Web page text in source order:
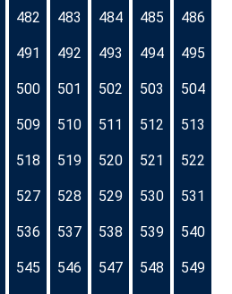
482 483 484 485 486
491 492 493 494 495
500 501 502 503 504
509 510 511 512 513
518 519 520 521 522
527 528 529 530 531
536 537 538 539 540
545 546 547 548 549